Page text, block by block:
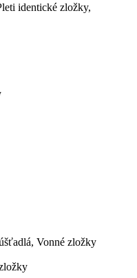
identické zložky,
Vonné zložky